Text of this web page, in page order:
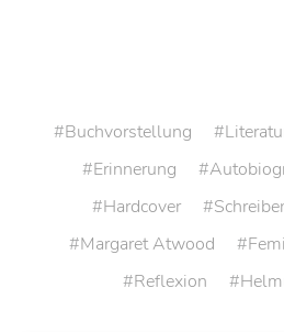
Buchvorstellung
Erinnerung
Hardcover
Margaret Atwood
Reflexion